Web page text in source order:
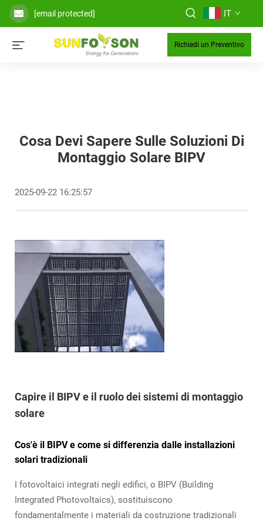
[email protected] IT
Richiedi un Preventivo
Cosa Devi Sapere Sulle Soluzioni Di
Montaggio Solare BIPV
2025-09-22 16:25:57
Capire il BIPV e il ruolo dei sistemi di montaggio
solare
Cos'è il BIPV e come si differenzia dalle installazioni
solari tradizionali
I fotovoltaici integrati negli edifici, o BIPV (Building
Integrated Photovoltaics), sostituiscono
fondamentalmente i materiali da costruzione tradizionali